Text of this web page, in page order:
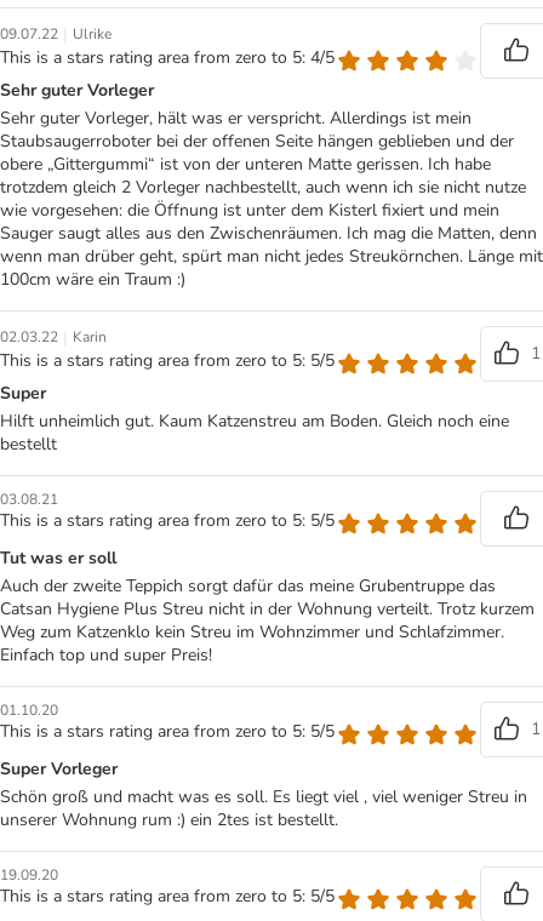
09.07.22 | Ulrike
This is a stars rating area from zero to 5: 4/5
Sehr guter Vorleger
Sehr guter Vorleger, hält was er verspricht. Allerdings ist mein
Staubsaugerroboter bei der offenen Seite hängen geblieben und der
obere „Gittergummi“ ist von der unteren Matte gerissen. Ich habe
trotzdem gleich 2 Vorleger nachbestellt, auch wenn ich sie nicht nutze
wie vorgesehen: die Öffnung ist unter dem Kisterl fixiert und mein
Sauger saugt alles aus den Zwischenräumen. Ich mag die Matten, denn
wenn man drüber geht, spürt man nicht jedes Streukörnchen. Länge mit
100cm wäre ein Traum :)
02.03.22 | Karin
This is a stars rating area from zero to 5: 5/5
1
Super
Hilft unheimlich gut. Kaum Katzenstreu am Boden. Gleich noch eine
bestellt
03.08.21
This is a stars rating area from zero to 5: 5/5
Tut was er soll
Auch der zweite Teppich sorgt dafür das meine Grubentruppe das
Catsan Hygiene Plus Streu nicht in der Wohnung verteilt. Trotz kurzem
Weg zum Katzenklo kein Streu im Wohnzimmer und Schlafzimmer.
Einfach top und super Preis!
01.10.20
This is a stars rating area from zero to 5: 5/5
1
Super Vorleger
Schön groß und macht was es soll. Es liegt viel , viel weniger Streu in
unserer Wohnung rum :) ein 2tes ist bestellt.
19.09.20
This is a stars rating area from zero to 5: 5/5